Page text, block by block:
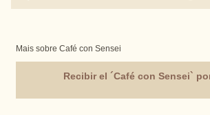
Mais sobre Café con Sensei
Recibir el ´Café con Sensei`